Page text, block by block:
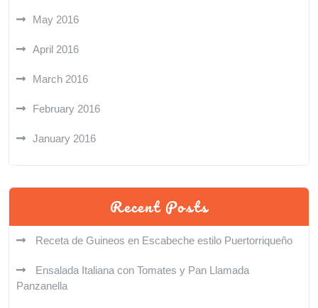
May 2016
April 2016
March 2016
February 2016
January 2016
Recent Posts
Receta de Guineos en Escabeche estilo Puertorriqueño
Ensalada Italiana con Tomates y Pan Llamada
Panzanella